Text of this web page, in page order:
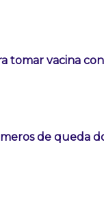
tomar vacina
de queda